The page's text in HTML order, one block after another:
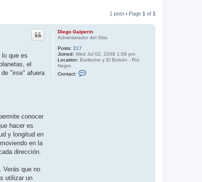
1 post • Page 1 of 1
Diego Galperin
Administrador del Sitio
Posts: 217
Joined: Wed Jul 02, 2008 1:58 pm
Location: Bariloche y El Bolsón - Río
Negro
Contact:
que es
el
"irse" afuera
permite conocer
hacer es
y longitud en
en la
dirección.
Verás que no
utilizar un